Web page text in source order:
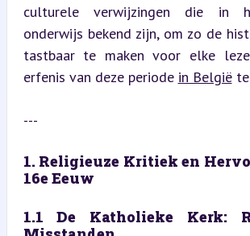
culturele verwijzingen die in
onderwijs bekend zijn, om zo de
tastbaar te maken voor elke
erfenis van deze periode in België te
---
1. Religieuze Kritiek en
16e Eeuw
1.1 De Katholieke Kerk: